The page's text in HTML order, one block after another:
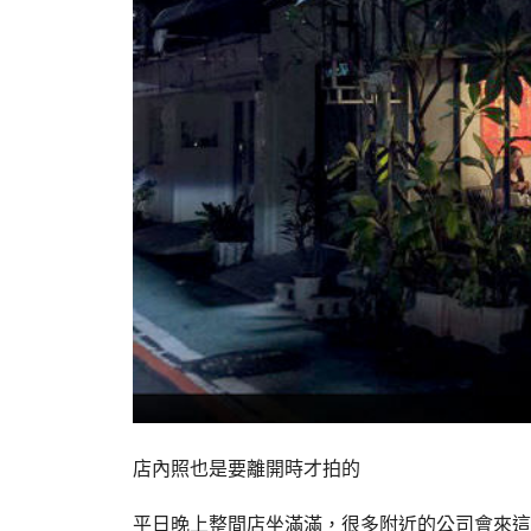
店內照也是要離開時才拍的
平日晚上整間店坐滿滿，很多附近的公司會來